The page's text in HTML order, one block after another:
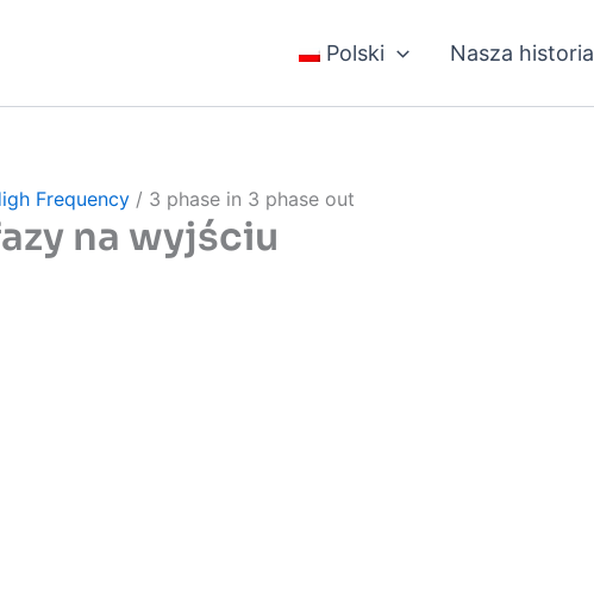
Polski Nasza historia
Frequency / 3 phase in 3 phase out
na wyjściu